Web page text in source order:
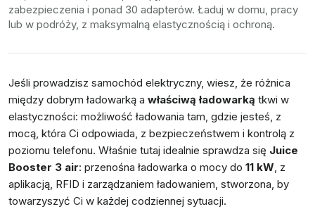
zabezpieczenia i ponad 30 adapterów. Ładuj w domu, pracy
lub w podróży, z maksymalną elastycznością i ochroną.
Jeśli prowadzisz samochód elektryczny, wiesz, że różnica
między dobrym ładowarką a właściwą ładowarką tkwi w
elastyczności: możliwość ładowania tam, gdzie jesteś, z
mocą, która Ci odpowiada, z bezpieczeństwem i kontrolą z
poziomu telefonu. Właśnie tutaj idealnie sprawdza się Juice
Booster 3 air: przenośna ładowarka o mocy do 11 kW, z
aplikacją, RFID i zarządzaniem ładowaniem, stworzona, by
towarzyszyć Ci w każdej codziennej sytuacji.